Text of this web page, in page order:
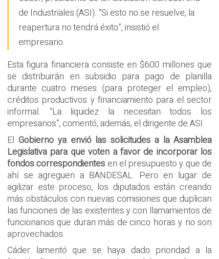
de Industriales (ASI). “Si esto no se resuelve, la
reapertura no tendrá éxito”, insistió el
empresario.
Esta figura financiera consiste en $600 millones que
se distribuirán en subsidio para pago de planilla
durante cuatro meses (para proteger el empleo),
créditos productivos y financiamiento para el sector
informal. “La liquidez la necesitan todos los
empresarios”, comentó, además, el dirigente de ASI.
El Gobierno ya envió las solicitudes a la Asamblea
Legislativa para que voten a favor de incorporar los
fondos correspondientesen el presupuesto y que de
ahí se agreguen a BANDESAL. Pero en lugar de
agilizar este proceso, los diputados están creando
más obstáculos con nuevas comisiones que duplican
las funciones de las existentes y con llamamientos de
funcionarios que duran más de cinco horas y no son
aprovechados.
Cáder lamentó que se haya dado prioridad a la